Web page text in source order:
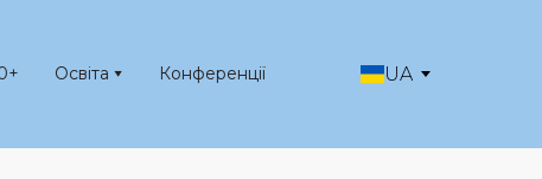
Освіта Конференції UA